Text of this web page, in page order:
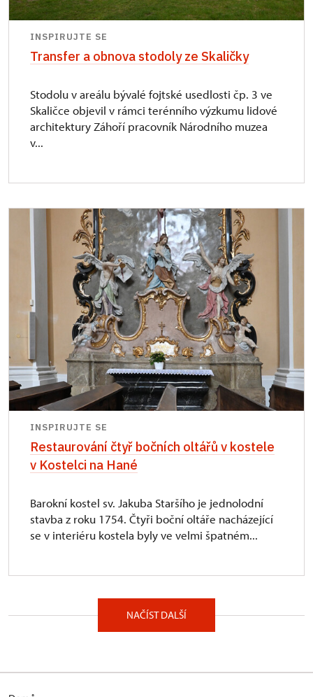
INSPIRUJTE SE
Transfer a obnova stodoly ze Skaličky
Stodolu v areálu bývalé fojtské usedlosti čp. 3 ve
Skaličce objevil v rámci terénního výzkumu lidové
architektury Záhoří pracovník Národního muzea
v...
INSPIRUJTE SE
Restaurování čtyř bočních oltářů v kostele
v Kostelci na Hané
Barokní kostel sv. Jakuba Staršího je jednolodní
stavba z roku 1754. Čtyři boční oltáře nacházející
se v interiéru kostela byly ve velmi špatném...
NAČÍST DALŠÍ